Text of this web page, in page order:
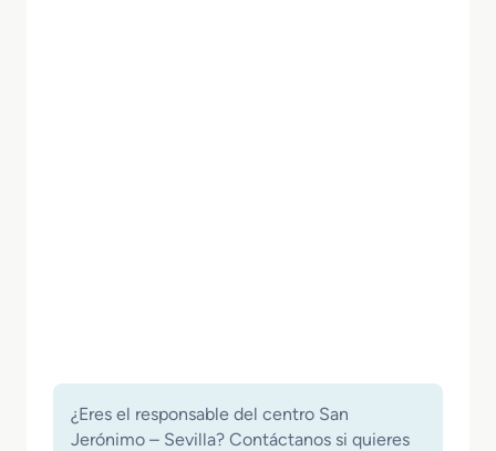
¿Eres el responsable del centro San
Jerónimo – Sevilla? Contáctanos si quieres